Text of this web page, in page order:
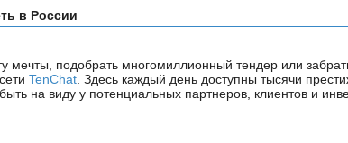
в России
мечты, подобрать многомиллионный тендер или
TenChat . Здесь каждый день доступны тысячи
на виду у потенциальных партнеров, клиентов и